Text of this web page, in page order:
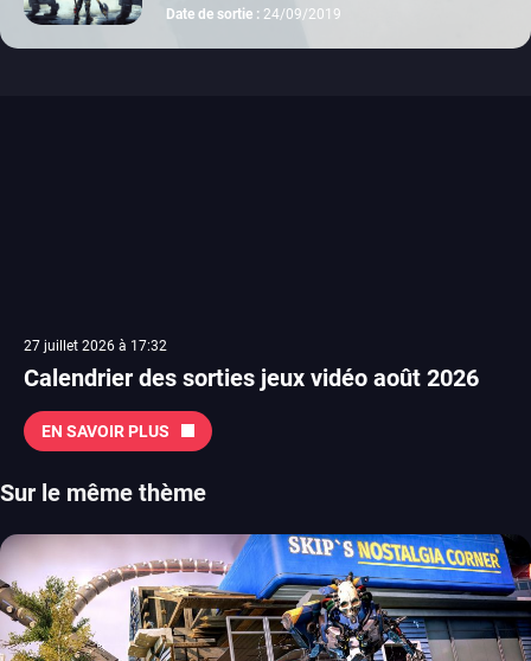
Date de sortie : 24/09/2019
27 juillet 2026 à 17:32
Calendrier des sorties jeux vidéo août 2026
EN SAVOIR PLUS
Sur le même thème